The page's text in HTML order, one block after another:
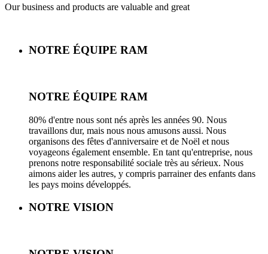
Our business and products are valuable and great
NOTRE ÉQUIPE RAM
NOTRE ÉQUIPE RAM
80% d'entre nous sont nés après les années 90. Nous
travaillons dur, mais nous nous amusons aussi. Nous
organisons des fêtes d'anniversaire et de Noël et nous
voyageons également ensemble. En tant qu'entreprise, nous
prenons notre responsabilité sociale très au sérieux. Nous
aimons aider les autres, y compris parrainer des enfants dans
les pays moins développés.
NOTRE VISION